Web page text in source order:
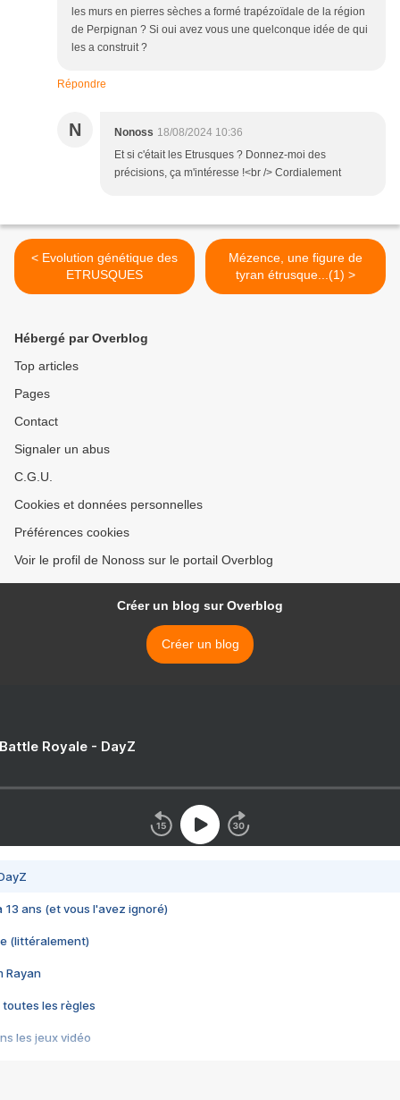
les murs en pierres sèches a formé trapézoïdale de la région
de Perpignan ? Si oui avez vous une quelconque idée de qui
les a construit ?
Répondre
N Nonoss 18/08/2024 10:36
Et si c'était les Etrusques ? Donnez-moi des
précisions, ça m'intéresse !<br /> Cordialement
< Evolution génétique des
ETRUSQUES
Mézence, une figure de
tyran étrusque...(1) >
Hébergé par Overblog
Top articles
Pages
Contact
Signaler un abus
C.G.U.
Cookies et données personnelles
Préférences cookies
Voir le profil de Nonoss sur le portail Overblog
Créer un blog sur Overblog
Créer un blog
Royale - DayZ
13 ans (et vous l'avez ignoré)
(littéralement)
Rayan
toutes les règles
les jeux vidéo